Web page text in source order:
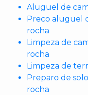
Aluguel de
Preco aluguel
rocha
Limpeza de
rocha
Limpeza de
Preparo de
rocha